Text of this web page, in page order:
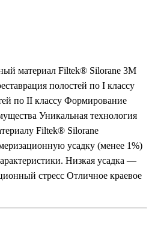
материал Filtek® Silorane 3M
полостей по I классу
по II классу Формирование
Уникальная технология
Filtek® Silorane
усадку (менее 1%)
Низкая усадка —
стресс Отличное краевое